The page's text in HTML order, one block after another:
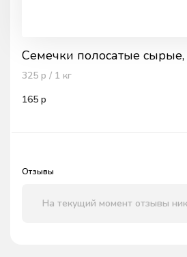
Семечки полосатые сырые,
325 р / 1 кг
165 р
Отзывы
На текущий момент отзывы